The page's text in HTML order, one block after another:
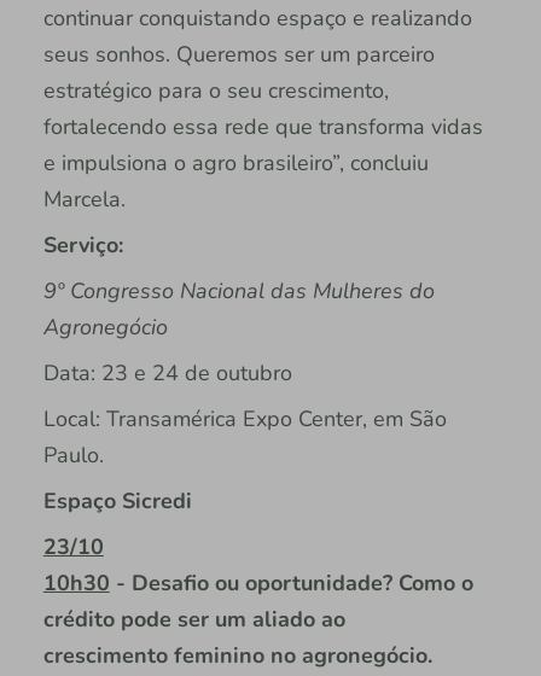
continuar conquistando espaço e realizando
seus sonhos. Queremos ser um parceiro
estratégico para o seu crescimento,
fortalecendo essa rede que transforma vidas
e impulsiona o agro brasileiro”, concluiu
Marcela.
Serviço:
9º Congresso Nacional das Mulheres do
Agronegócio
Data: 23 e 24 de outubro
Local: Transamérica Expo Center, em São
Paulo.​
Espaço Sicredi
23/10
10h30 - Desafio ou oportunidade? Como o
crédito pode ser um aliado ao
crescimento feminino no agronegócio.